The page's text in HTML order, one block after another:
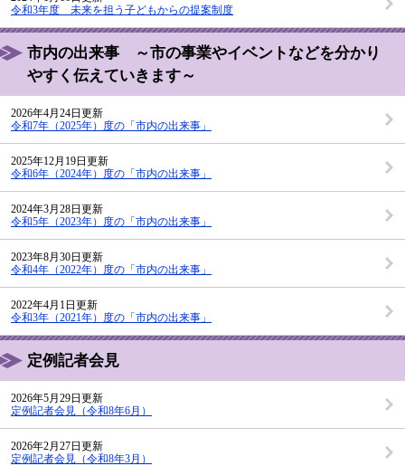
令和3年度 未来を担う子どもからの提案制度
市内の出来事 ～市の事業やイベントなどを分かり
やすく伝えていきます～
2026年4月24日更新
令和7年（2025年）度の「市内の出来事」
2025年12月19日更新
令和6年（2024年）度の「市内の出来事」
2024年3月28日更新
令和5年（2023年）度の「市内の出来事」
2023年8月30日更新
令和4年（2022年）度の「市内の出来事」
2022年4月1日更新
令和3年（2021年）度の「市内の出来事」
定例記者会見
2026年5月29日更新
定例記者会見（令和8年6月）
2026年2月27日更新
定例記者会見（令和8年3月）